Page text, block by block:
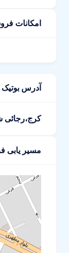
امکانات
آدرس
کرج،رجائی
مسیر یابی